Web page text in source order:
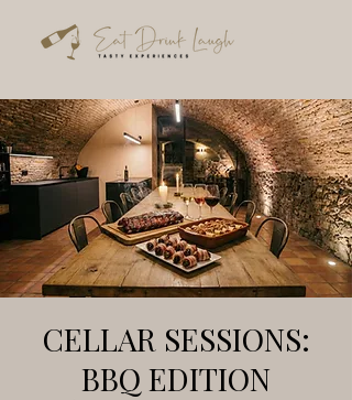
CELLAR SESSIONS:
BBQ EDITION